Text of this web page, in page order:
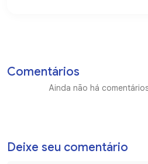
Comentários
Ainda não há
Deixe seu comentário